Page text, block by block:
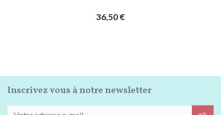
Prix
36,50 €
Inscrivez vous à notre newsletter